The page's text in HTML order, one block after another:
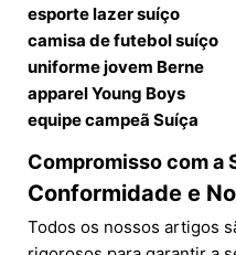
esporte lazer suíço
camisa de futebol suíço
uniforme jovem Berne
apparel Young Boys
equipe campeã Suíça
Compromisso com a
Conformidade e
Todos os nossos artigos